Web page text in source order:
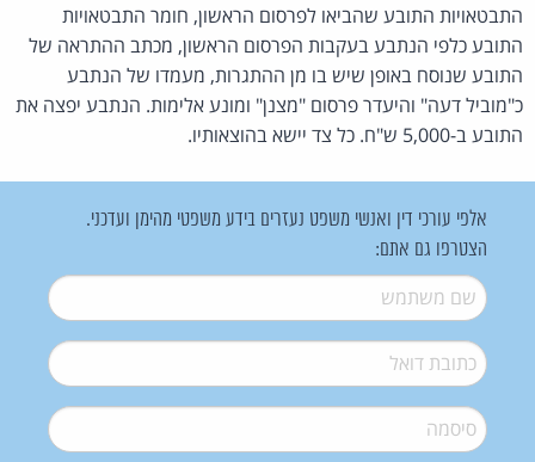
התבטאויות התובע שהביאו לפרסום הראשון, חומר התבטאויות
התובע כלפי הנתבע בעקבות הפרסום הראשון, מכתב ההתראה של
התובע שנוסח באופן שיש בו מן ההתגרות, מעמדו של הנתבע
כ"מוביל דעה" והיעדר פרסום "מצנן" ומונע אלימות. הנתבע יפצה את
התובע ב-5,000 ש"ח. כל צד יישא בהוצאותיו.
אלפי עורכי דין ואנשי משפט נעזרים בידע משפטי מהימן ועדכני.
הצטרפו גם אתם:
שם משתמש*
דואל*
סיסמה*